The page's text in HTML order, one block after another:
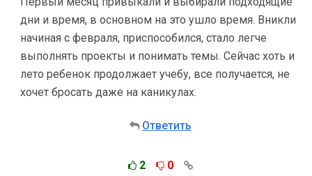
дни и время, в основном на это ушло время. Вникли
начиная с февраля, приспособился, стало легче
выполнять проекты и понимать темы. Сейчас хоть и
лето ребенок продолжает учебу, все получается, не
хочет бросать даже на каникулах.
Ответить
2 0